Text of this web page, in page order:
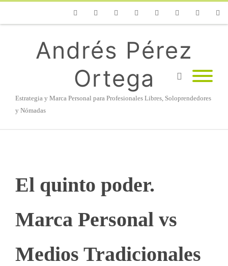
Andrés Pérez
Ortega
Estrategia y Marca Personal para Profesionales Libres, Soloprendedores
y Nómadas
El quinto poder.
Marca Personal vs
Medios Tradicionales